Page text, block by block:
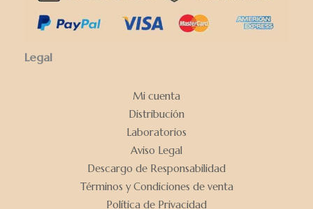
Legal
Mi cuenta
Distribución
Laboratorios
Aviso Legal
Descargo de Responsabilidad
Términos y Condiciones de venta
Política de Privacidad